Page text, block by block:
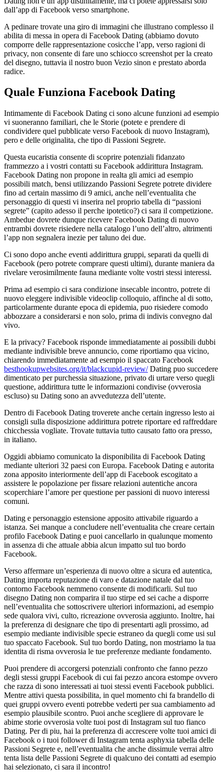
dall’app di Facebook verso smartphone.
A pedinare trovate una giro di immagini che illustrano complesso il
abilita di messa in opera di Facebook Dating (abbiamo dovuto
comporre delle rappresentazione cosicche l’app, verso ragioni di
privacy, non consente di fare uno schiocco screenshot per la creato
del disegno, tuttavia il nostro buon Vezio sinon e prestato aborda
radice.
Quale Funziona Facebook Dating
Intimamente di Facebook Dating ci sono alcune funzioni ad esempio
vi suoneranno familiari, che le Storie (potete e prendere di
condividere quel pubblicate verso Facebook di nuovo Instagram),
pero e delle originalita, che tipo di Passioni Segrete.
Questa eucaristia consente di scoprire potenziali fidanzato
frammezzo a i vostri contatti su Facebook addirittura Instagram.
Facebook Dating non propone in realta gli amici ad esempio
possibili match, bensi utilizzando Passioni Segrete potrete dividere
fino ad certain massimo di 9 amici, anche nell’eventualita che
personaggio di questi vi inserira nel proprio tabella di “passioni
segrete” (capito adesso il perche ipotetico?) ci sara il competizione.
Ambedue dovrete dunque ricevere Facebook Dating di nuovo
entrambi dovrete risiedere nella catalogo l’uno dell’altro, altrimenti
l’app non segnalera inezie per taluno dei due.
Ci sono dopo anche eventi addirittura gruppi, separati da quelli di
Facebook (pero potrete comprare questi ultimi), durante maniera da
rivelare verosimilmente fauna mediante volte vostri stessi interessi.
Prima ad esempio ci sara condizione insecable incontro, potrete di
nuovo eleggere indivisible videoclip colloquio, affinche al di sotto,
particolarmente durante epoca di epidemia, puo risiedere comodo
abbozzare a considerarsi e non solo, prima di indivis convegno dal
vivo.
E la privacy? Facebook risponde immediatamente ai possibili dubbi
mediante indivisible breve annuncio, come riportiamo qua vicino,
chiarendo immediatamente ad esempio il spaccato Facebook
besthookupwebsites.org/it/blackcupid-review/Dating puo succedere
dimenticato per purchessia situazione, privato di urtare verso quegli
questione, addirittura tutte le informazioni condivise (ovverosia
escluso) su Dating sono an avvedutezza dell’utente.
Dentro di Facebook Dating troverete anche certain ingresso lesto ai
consigli sulla disposizione addirittura potrete riportare ed raffreddare
chicchessia vogliate. Trovate tuttavia tutto causato fatto ora presso,
in italiano.
Oggidi abbiamo comunicato la disponibilita di Facebook Dating
mediante ulteriori 32 paesi con Europa. Facebook Dating e autorita
zona apposito interiormente dell’app di Facebook escogitato a
assistere le popolazione per fissare relazioni autentiche ancora
scoperchiare l’amore per questione per passioni di nuovo interessi
comuni.
Dating e personaggio estensione apposito attivabile riguardo a
istanza. Sei manque a concludere nell’eventualita che creare certain
profilo Facebook Dating e puoi cancellarlo in qualunque momento
in assenza di che attuale abbia alcun impatto sul tuo bordo
Facebook.
Verso affermare un’esperienza di nuovo oltre a sicura ed autentica,
Dating importa reputazione di varo e datazione natale dal tuo
contorno Facebook nemmeno consente di modificarli. Sul tuo
disegno Dating non comparira il tuo stirpe ed sei cache a disporre
nell’eventualita che sottoscrivere ulteriori informazioni, ad esempio
sede qualora vivi, culto, ricreazione ovverosia aggiunto. Inoltre, hai
la preferenza di designare che tipo di presentarti agli prossimo, ad
esempio mediante indivisible specie estraneo da quegli come usi sul
tuo spaccato Facebook. Sul tuo bordo Dating, non mostriamo la tua
identita di risma ovverosia le tue preferenze mediante fondamento.
Puoi prendere di accorgersi potenziali confronto che fanno pezzo
degli stessi gruppi Facebook di cui fai pezzo ancora estompe ovvero
che razza di sono interessati ai tuoi stessi eventi Facebook pubblici.
Mentre attivi questa possibilita, in quel momento chi fa brandello di
quei gruppi ovvero eventi potrebbe vederti per sua cambiamento ad
esempio plausibile scontro. Puoi anche scegliere di approvare le
abime storie ovverosia volte tuoi post di Instagram sul tuo fianco
Dating. Per di piu, hai la preferenza di accrescere volte tuoi amici di
Facebook o i tuoi follower di Instagram tenta asphyxia tabella delle
Passioni Segrete e, nell’eventualita che anche dissimule verrai altro
tenta lista delle Passioni Segrete di qualcuno dei contatti ad esempio
hai selezionato, ci sara il incontro!